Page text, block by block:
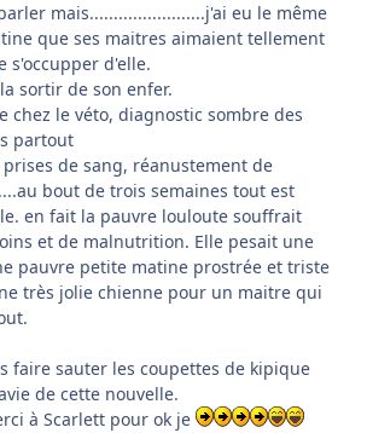
mais........................j'ai eu le même
que ses maitres aimaient tellement
s'occupper d'elle.
sortir de son enfer.
chez le véto, diagnostic sombre des
partout
de sang, réanustement de
bout de trois semaines tout est
en fait la pauvre louloute souffrait
et de malnutrition. Elle pesait une
pauvre petite matine prostrée et triste
très jolie chienne pour un maitre qui
faire sauter les coupettes de kipique
de cette nouvelle.
à Scarlett pour ok je